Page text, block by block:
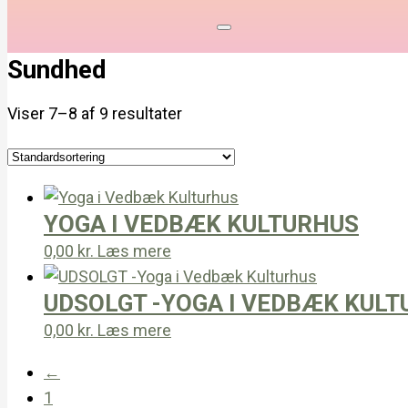
Sundhed
Viser 7–8 af 9 resultater
YOGA I VEDBÆK KULTURHUS
0,00 kr. Læs mere
UDSOLGT -YOGA I VEDBÆK
0,00 kr. Læs mere
←
1